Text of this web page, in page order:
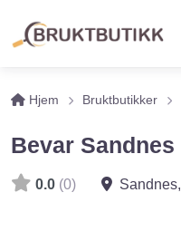
Hjem Bruktbutikker
Bevar Sandnes
0.0 (0) Sandnes,